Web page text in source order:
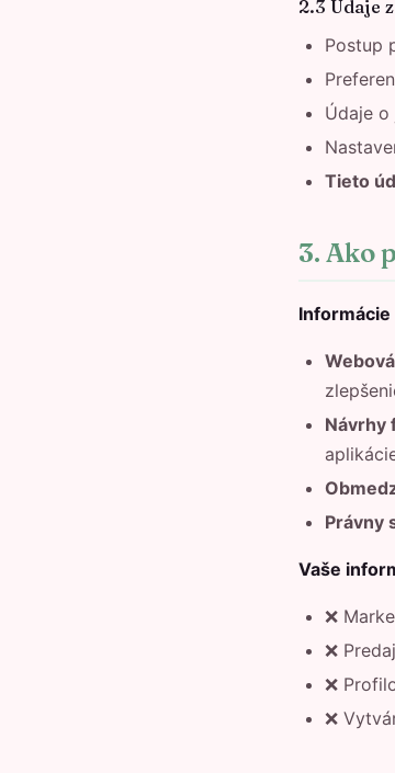
2.3 Údaje
Postup
Údaje
Tieto
3. Ako
Návrhy
Právny
Vaše
❌
❌
❌
❌